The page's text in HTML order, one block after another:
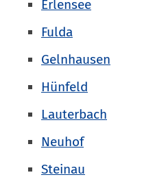
Erlensee
Fulda
Gelnhausen
Hünfeld
Lauterbach
Neuhof
Steinau